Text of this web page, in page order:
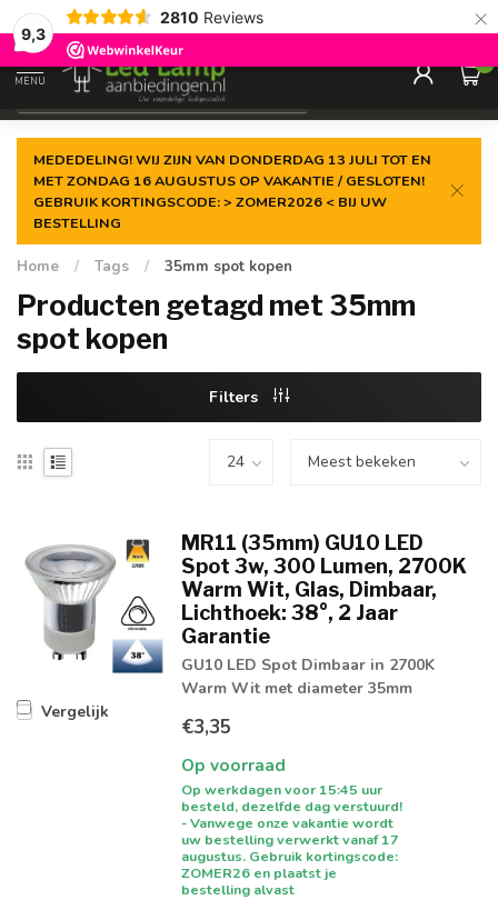
9,3
2810 Reviews ×
Gegarandeerde delaagste prijs
MENU
0
MEDEDELING! WIJ ZIJN VAN DONDERDAG 13 JULI TOT EN
MET ZONDAG 16 AUGUSTUS OP VAKANTIE / GESLOTEN!
GEBRUIK KORTINGSCODE: > ZOMER2026 < BIJ UW
BESTELLING
Home / Tags / 35mm spot kopen
Producten getagd met 35mm
spot kopen
Filters
Vergelijk
MR11 (35mm) GU10 LED
Spot 3w, 300 Lumen, 2700K
Warm Wit, Glas, Dimbaar,
Lichthoek: 38°, 2 Jaar
Garantie
GU10 LED Spot Dimbaar in 2700K
Warm Wit met diameter 35mm
€3,35
Op voorraad
Op werkdagen voor 15:45 uur
besteld, dezelfde dag verstuurd!
- Vanwege onze vakantie wordt
uw bestelling verwerkt vanaf 17
augustus. Gebruik kortingscode:
ZOMER26 en plaatst je
bestelling alvast